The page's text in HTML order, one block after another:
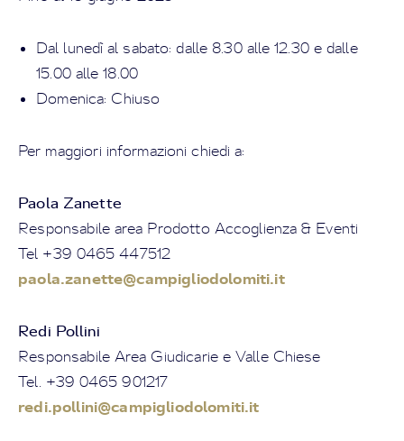
Dal lunedì al sabato: dalle 8.30 alle 12.30 e dalle
15.00 alle 18.00
Domenica: Chiuso
Per maggiori informazioni chiedi a:
Paola Zanette
Responsabile area Prodotto Accoglienza & Eventi
Tel +39 0465 447512
paola.zanette@campigliodolomiti.it
Redi Pollini
Responsabile Area Giudicarie e Valle Chiese
Tel. +39 0465 901217
redi.pollini@campigliodolomiti.it